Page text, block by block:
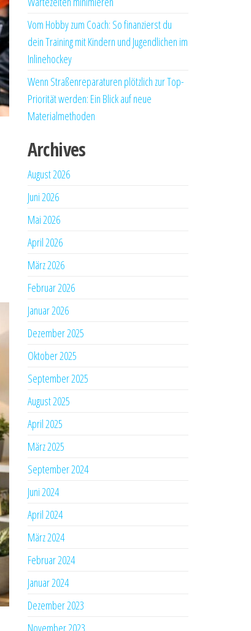
Vom Hobby zum Coach: So finanzierst du
dein Training mit Kindern und Jugendlichen im
Inlinehockey
Wenn Straßenreparaturen plötzlich zur Top-
Priorität werden: Ein Blick auf neue
Materialmethoden
Archives
August 2026
Juni 2026
Mai 2026
April 2026
März 2026
Februar 2026
Januar 2026
Dezember 2025
Oktober 2025
September 2025
August 2025
April 2025
März 2025
September 2024
Juni 2024
April 2024
März 2024
Februar 2024
Januar 2024
Dezember 2023
November 2023